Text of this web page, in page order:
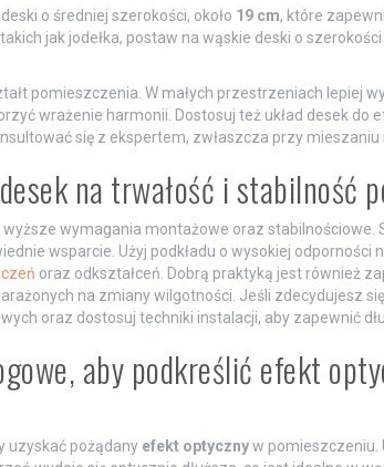
o średniej szerokości, około 19 cm, które
jak jodełka, postaw na wąskie deski o szerokości
pomieszczenia. W małych przestrzeniach lepiej
wrażenie harmonii. Dostosuj też układ desek do
się z ekspertem, zwłaszcza przy mieszaniu
na trwałość i stabilność
wymagania montażowe oraz stabilnościowe.
wsparcie. Użyj podkładu o wysokiej odporności
oraz odkształceń. Dobrą praktyką jest również
na zmiany wilgotności. Jeśli zdecydujesz
oraz dostosuj techniki instalacji, aby zapewnić
aby podkreślić efekt
uzyskać pożądany efekt optycznyw pomieszczeniu.